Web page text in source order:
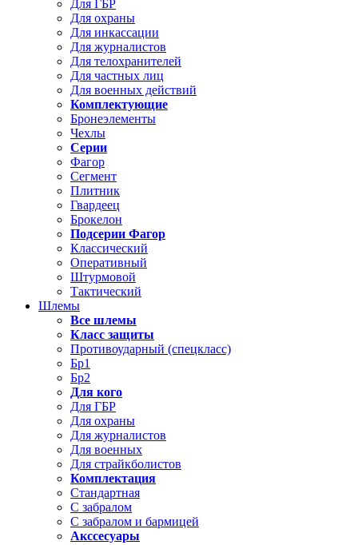
Для ГБР
Для охраны
Для инкассации
Для журналистов
Для телохранителей
Для частных лиц
Для военных действий
Комплектующие
Бронеэлементы
Чехлы
Серии
Фагор
Сегмент
Плитник
Гвардеец
Брокелон
Подсерии Фагор
Классический
Оперативный
Штурмовой
Тактический
Шлемы
Все шлемы
Класс защиты
Противоударный (спецкласс)
Бр1
Бр2
Для кого
Для ГБР
Для охраны
Для журналистов
Для военных
Для страйкболистов
Комплектация
Стандартная
С забралом
С забралом и бармицей
Акссесуары